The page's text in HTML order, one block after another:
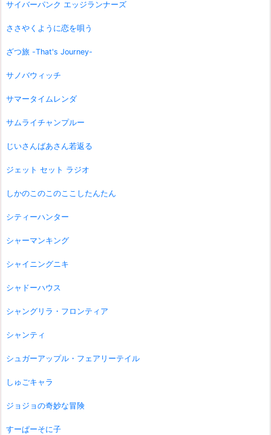
サイバーパンク エッジランナーズ
ささやくように恋を唄う
ざつ旅 -That's Journey-
サノバウィッチ
サマータイムレンダ
サムライチャンプルー
じいさんばあさん若返る
ジェット セット ラジオ
しかのこのこのここしたんたん
シティーハンター
シャーマンキング
シャイニングニキ
シャドーハウス
シャングリラ・フロンティア
シャンティ
シュガーアップル・フェアリーテイル
しゅごキャラ
ジョジョの奇妙な冒険
すーぱーそに子